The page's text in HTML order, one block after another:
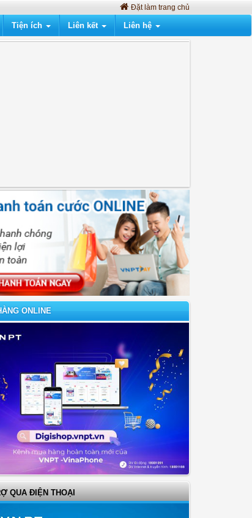
Đặt làm trang chủ
Tiện ích Liên kết Liên hệ
ONLINE
QUA ĐIỆN THOẠI